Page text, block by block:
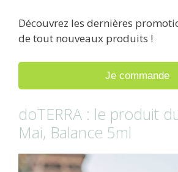
Découvrez les dernières
de tout nouveaux produits !
Je commande
doTERRA : le produit
Mai, Balance 5ml